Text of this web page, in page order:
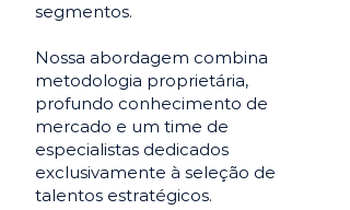
segmentos.
Nossa abordagem combina
metodologia proprietária,
profundo conhecimento de
mercado e um time de
especialistas dedicados
exclusivamente à seleção de
talentos estratégicos.